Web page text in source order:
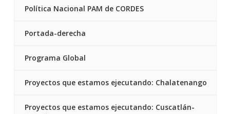
Política Nacional PAM de CORDES
Portada-derecha
Programa Global
Proyectos que estamos ejecutando: Chalatenango
Proyectos que estamos ejecutando: Cuscatlán-